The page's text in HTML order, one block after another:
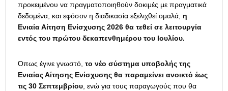
προκειμένου να πραγματοποιηθούν δοκιμές με πραγματικά
δεδομένα, και εφόσον η διαδικασία εξελιχθεί ομαλά, η
Ενιαία Αίτηση Ενίσχυσης 2026 θα τεθεί σε λειτουργία
εντός του πρώτου δεκαπενθημέρου του Ιουλίου.
Όπως έγινε γνωστό, το νέο σύστημα υποβολής της
Ενιαίας Αίτησης Ενίσχυσης θα παραμείνει ανοικτό έως
τις 30 Σεπτεμβρίου, ενώ για τους παραγωγούς που θα